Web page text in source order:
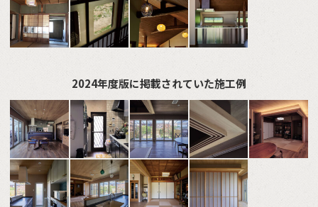
2024年度版に掲載されていた施工例